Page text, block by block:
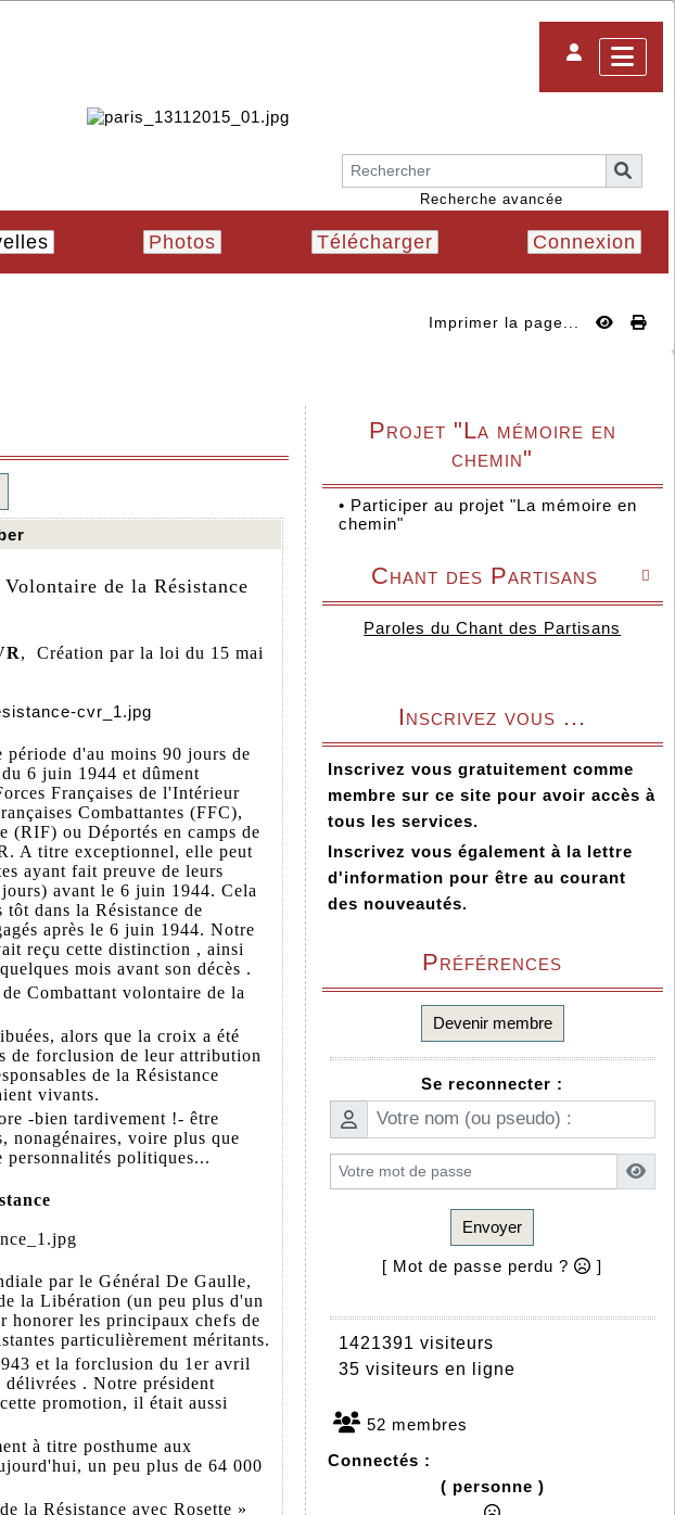
Recherche avancée
Photos Télécharger Connexion
Imprimer la page...
de la Résistance
, Création par la loi du 15 mai
période d'au moins 90 jours de
6 juin 1944 et dûment
Françaises de l'Intérieur
Combattantes (FFC),
(RIF) ou Déportés en camps de
A titre exceptionnel, elle peut
ayant fait preuve de leurs
avant le 6 juin 1944. Cela
dans la Résistance de
après le 6 juin 1944. Notre
reçu cette distinction , ainsi
mois avant son décès .
Combattant volontaire de la
alors que la croix a été
de forclusion de leur attribution
de la Résistance
vivants.
-bien tardivement !- être
nonagénaires, voire plus que
personnalités politiques...
par le Général De Gaulle,
la Libération (un peu plus d'un
les principaux chefs de
particulièrement méritants.
et la forclusion du 1er avril
. Notre président
promotion, il était aussi
à titre posthume aux
un peu plus de 64 000
la Résistance avec Rosette »
Projet "La mémoire en
chemin"
• Participer au projet "La mémoire en
chemin"

Chant des Partisans
Paroles du Chant des Partisans
Inscrivez vous ...
Inscrivez vous gratuitement comme
membre sur ce site pour avoir accès à
tous les services.
Inscrivez vous également à la lettre
d'information pour être au courant
des nouveautés.
Préférences
Devenir membre
Se reconnecter :
Envoyer
[ Mot de passe perdu ? ]
1421391 visiteurs
35 visiteurs en ligne
52 membres
Connectés :
( personne )